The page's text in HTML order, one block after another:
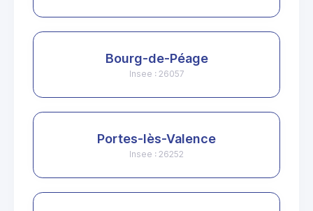
Bourg-de-Péage
Insee : 26057
Portes-lès-Valence
Insee : 26252